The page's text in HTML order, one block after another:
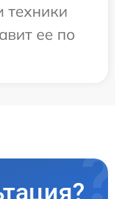
техники
ее по